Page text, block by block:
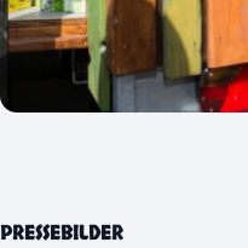
PRESSEBILDER